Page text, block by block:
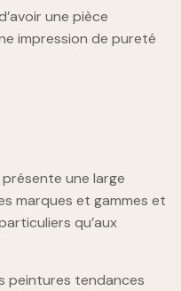
une pièce
impression de pureté
une large
marques et gammes et
qu’aux
peintures tendances